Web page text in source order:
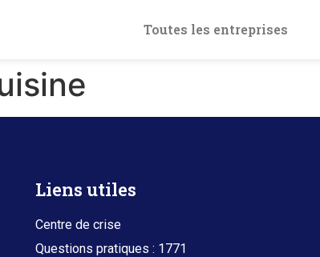
Toutes les entreprises
Liens utiles
Centre de crise
Questions pratiques : 1771